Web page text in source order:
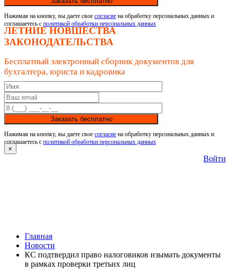
Нажимая на кнопку, вы даете свое согласие на обработку персональных данных и
соглашаетесь с политикой обработки персональных данных
ЛЕТНИЕ НОВШЕСТВА
ЗАКОНОДАТЕЛЬСТВА
Бесплатный электронный сборник документов для
бухгалтера, юриста и кадровика
Заказать бесплатно
Нажимая на кнопку, вы даете свое согласие на обработку персональных данных и
соглашаетесь с политикой обработки персональных данных
×
Войти
Главная
Новости
КС подтвердил право налоговиков изымать документы
в рамках проверки третьих лиц